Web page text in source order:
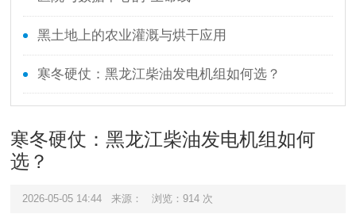
黑土地上的农业灌溉与烘干应用
寒冬硬仗：黑龙江柴油发电机组如何选？
寒冬硬仗：黑龙江柴油发电机组如何
选？
2026-05-05 14:44 来源： 浏览： 914 次